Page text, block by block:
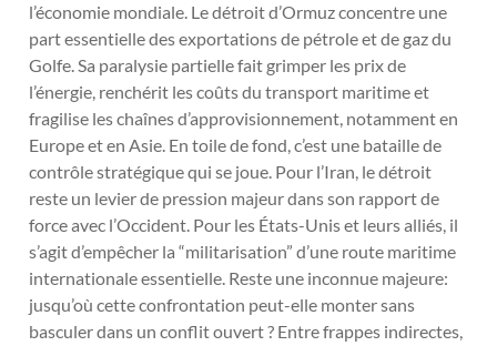
l’économie mondiale. Le détroit d’Ormuz concentre une
part essentielle des exportations de pétrole et de gaz du
Golfe. Sa paralysie partielle fait grimper les prix de
l’énergie, renchérit les coûts du transport maritime et
fragilise les chaînes d’approvisionnement, notamment en
Europe et en Asie. En toile de fond, c’est une bataille de
contrôle stratégique qui se joue. Pour l’Iran, le détroit
reste un levier de pression majeur dans son rapport de
force avec l’Occident. Pour les États-Unis et leurs alliés, il
s’agit d’empêcher la “militarisation” d’une route maritime
internationale essentielle. Reste une inconnue majeure:
jusqu’où cette confrontation peut-elle monter sans
basculer dans un conflit ouvert ? Entre frappes indirectes,